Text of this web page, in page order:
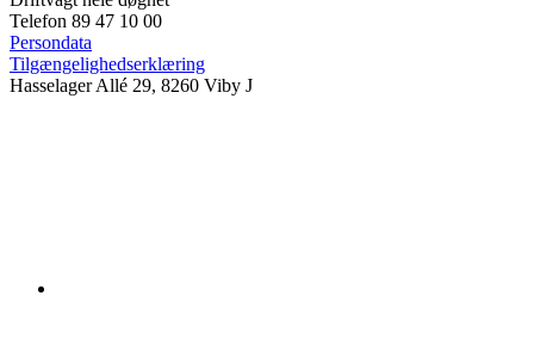
Telefon 89 47 10 00
Persondata
Tilgængelighedserklæring
Hasselager Allé 29, 8260 Viby J